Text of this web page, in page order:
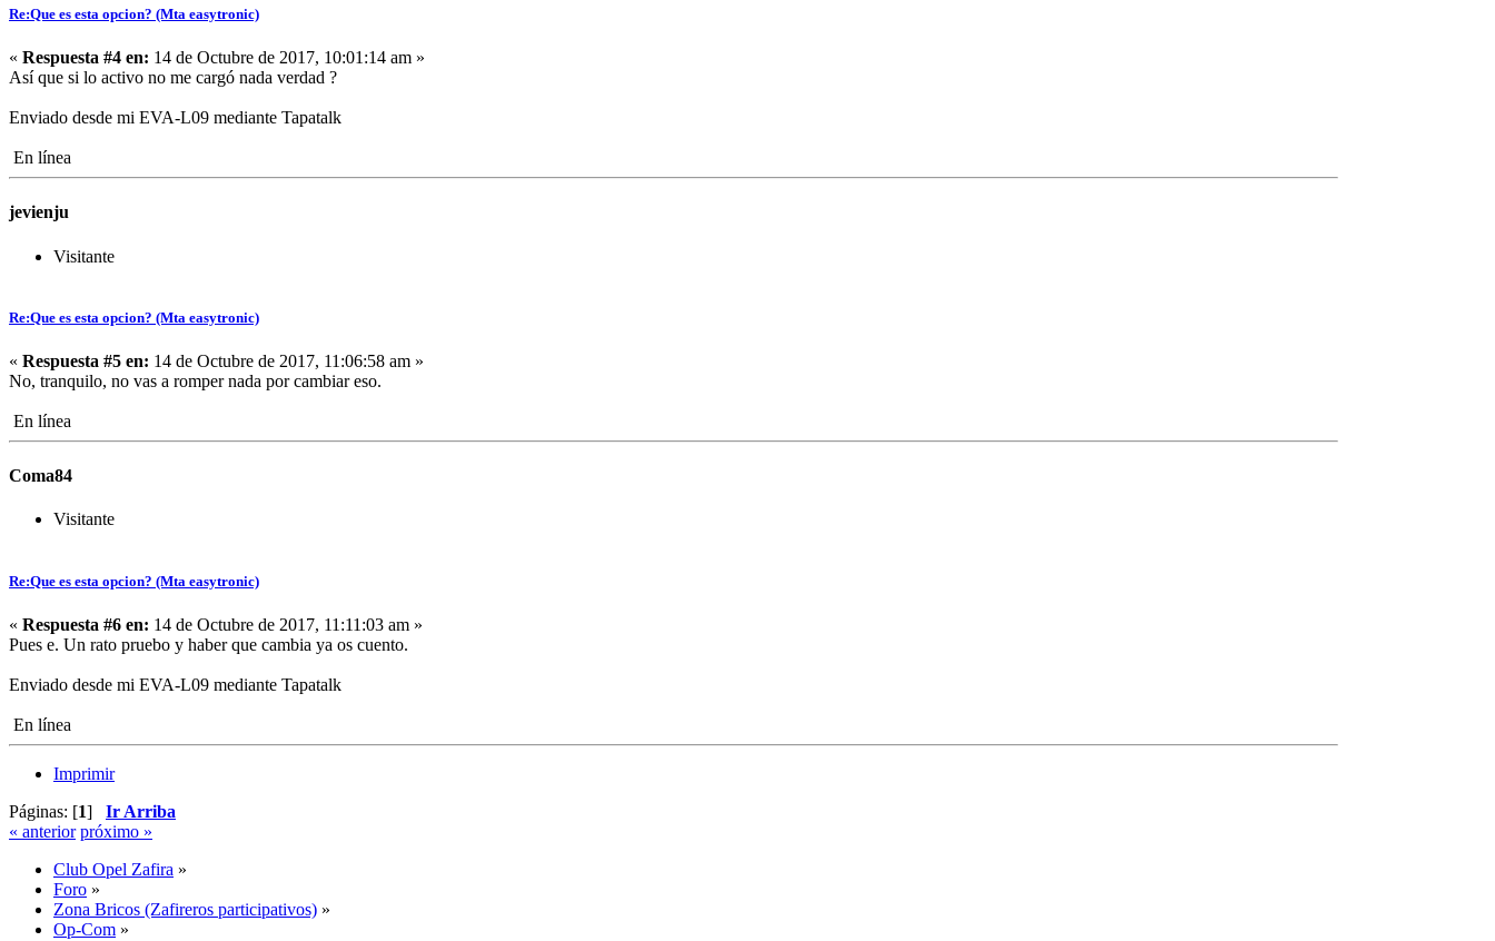
Re:Que es esta opcion? (Mta easytronic)
« Respuesta #4 en: 14 de Octubre de 2017, 10:01:14 am »
Así que si lo activo no me cargó nada verdad ?
Enviado desde mi EVA-L09 mediante Tapatalk
En línea
jevienju
Visitante
Re:Que es esta opcion? (Mta easytronic)
« Respuesta #5 en: 14 de Octubre de 2017, 11:06:58 am »
No, tranquilo, no vas a romper nada por cambiar eso.
En línea
Coma84
Visitante
Re:Que es esta opcion? (Mta easytronic)
« Respuesta #6 en: 14 de Octubre de 2017, 11:11:03 am »
Pues e. Un rato pruebo y haber que cambia ya os cuento.
Enviado desde mi EVA-L09 mediante Tapatalk
En línea
Imprimir
Páginas: [1] Ir Arriba
« anterior próximo »
Club Opel Zafira »
Foro »
Zona Bricos (Zafireros participativos) »
Op-Com »